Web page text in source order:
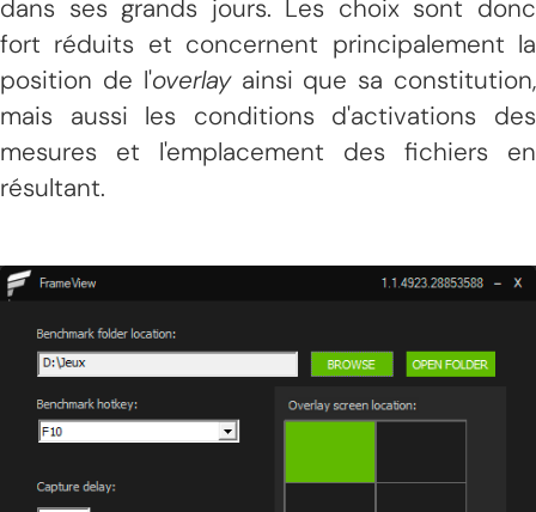
dans ses grands jours. Les choix sont donc
fort réduits et concernent principalement la
position de l'overlayainsi que sa constitution,
mais aussi les conditions d'activations des
mesures et l'emplacement des fichiers en
résultant.